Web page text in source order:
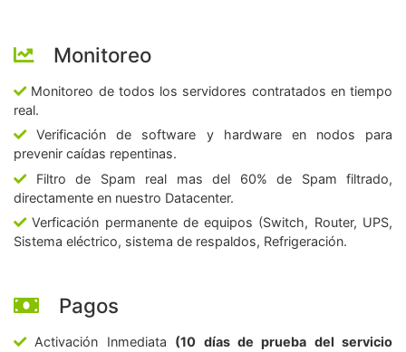
Monitoreo
Monitoreo de todos los servidores contratados en tiempo
real.
Verificación de software y hardware en nodos para
prevenir caídas repentinas.
Filtro de Spam real mas del 60% de Spam filtrado,
directamente en nuestro Datacenter.
Verficación permanente de equipos (Switch, Router, UPS,
Sistema eléctrico, sistema de respaldos, Refrigeración.
Pagos
Activación Inmediata (10 días de prueba del servicio